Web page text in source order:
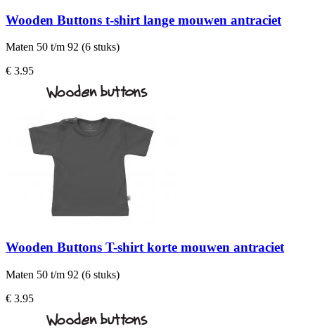
Wooden Buttons t-shirt lange mouwen antraciet
Maten 50 t/m 92 (6 stuks)
€ 3.95
Wooden Buttons T-shirt korte mouwen antraciet
Maten 50 t/m 92 (6 stuks)
€ 3.95